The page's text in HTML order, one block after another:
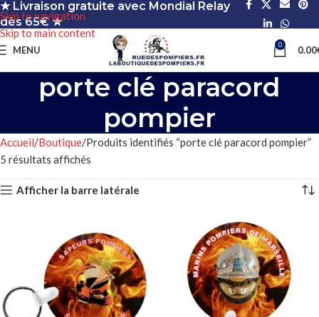
Skip to navigation
Skip to main content
★ Livraison gratuite avec Mondial Relay
dès 65€ ★
MENU 0 0.00
porte clé paracord
pompier
Accueil Boutique Produits identifiés “porte clé paracord pompier”
5 résultats affichés
Afficher la barre latérale